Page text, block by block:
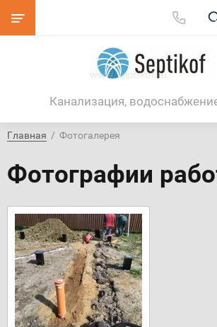
Канализация,
Главная
  /  Фотогалерея
Фотографии